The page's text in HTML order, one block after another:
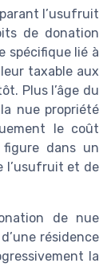
l’usufruit
de donation
spécifique lié à
taxable aux
Plus l’âge du
nue propriété
le coût
dans un
l’usufruit et de
de nue
résidence
la